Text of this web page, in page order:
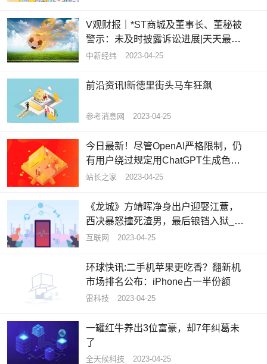
V观财报｜*ST商城及董事长、董秘被
警示：未及时披露诉讼进展|天天最资
讯
中新经纬 2023-04-25
前沿资讯!新德里街头马车狂飙
参考消息网 2023-04-25
今日最新！尽管OpenAI严格限制，仍
有用户绕过规定用ChatGPT生成色情
内容
站长之家 2023-04-25
《龙城》方靖晖净身出户迎娶江薏，
西决暴怒撞死渣男，最后锒铛入狱_当
前看点
互联网 2023-04-25
环球快讯:二手机苹果更吃香？翻新机
市场排名公布：iPhone占一半份额
雷科技 2023-04-25
一罐红牛养出3位富豪，却7年纠葛未
了
全天候科技 2023-04-25